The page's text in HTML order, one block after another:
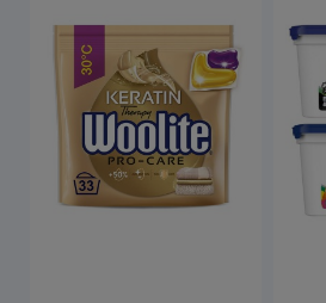
powiadom o
dostępności